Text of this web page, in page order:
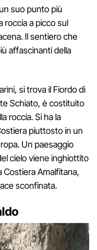
suo punto più
roccia a picco sul
Il sentiero che
affascinanti della
si trova il Fiordo di
Schiato, è costituito
roccia. Si ha la
piuttosto in un
Un paesaggio
cielo viene inghiottito
Costiera Amalfitana,
sconfinata.